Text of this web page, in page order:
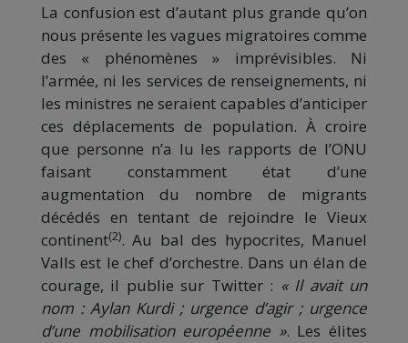
La confusion est d’autant plus grande qu’on
nous présente les vagues migratoires comme
des « phénomènes » imprévisibles. Ni
l’armée, ni les services de renseignements, ni
les ministres ne seraient capables d’anticiper
ces déplacements de population. À croire
que personne n’a lu les rapports de l’ONU
faisant constamment état d’une
augmentation du nombre de migrants
décédés en tentant de rejoindre le Vieux
continent(2). Au bal des hypocrites, Manuel
Valls est le chef d’orchestre. Dans un élan de
courage, il publie sur Twitter : « Il avait un
nom : Aylan Kurdi ; urgence d’agir ; urgence
d’une mobilisation européenne ». Les élites